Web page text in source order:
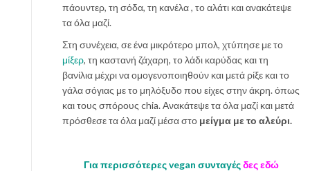
πάουντερ, τη σόδα, τη κανέλα , το αλάτι και ανακάτεψε
τα όλα μαζί.
Στη συνέχεια, σε ένα μικρότερο μπολ, χτύπησε με το
μίξερ, τη καστανή ζάχαρη, το λάδι καρύδας και τη
βανίλια μέχρι να ομογενοποιηθούν και μετά ρίξε και το
γάλα σόγιας με το μηλόξυδο που είχες στην άκρη. όπως
και τους σπόρους chia. Ανακάτεψε τα όλα μαζί και μετά
πρόσθεσε τα όλα μαζί μέσα στο μείγμα με το αλεύρι.
Για περισσότερες vegan συνταγέςδες εδώ